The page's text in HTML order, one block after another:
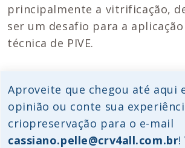
principalmente a vitrificação,
ser um desafio para a
técnica de PIVE.
Aproveite que chegou até aqui
opinião ou conte sua
criopreservação para o e-mail
cassiano.pelle@crv4all.com.br!